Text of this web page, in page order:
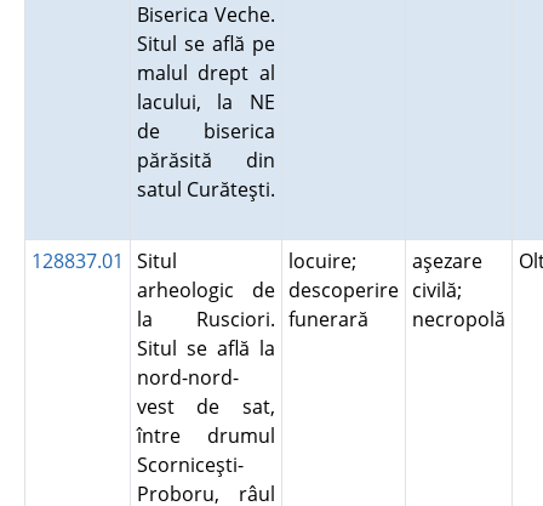
Biserica Veche.
Situl se află pe
malul drept al
lacului, la NE
de biserica
părăsită din
satul Curăteşti.
128837.01
Situl
arheologic de
la Rusciori.
Situl se află la
nord-nord-
vest de sat,
între drumul
Scorniceşti-
Proboru, râul
locuire;
descoperire
funerară
aşezare
civilă;
necropolă